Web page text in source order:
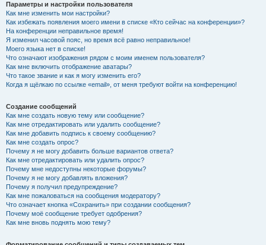
Параметры и настройки пользователя
Как мне изменить мои настройки?
Как избежать появления моего имени в списке «Кто сейчас на конференции»?
На конференции неправильное время!
Я изменил часовой пояс, но время всё равно неправильное!
Моего языка нет в списке!
Что означают изображения рядом с моим именем пользователя?
Как мне включить отображение аватары?
Что такое звание и как я могу изменить его?
Когда я щёлкаю по ссылке «email», от меня требуют войти на конференцию!
Создание сообщений
Как мне создать новую тему или сообщение?
Как мне отредактировать или удалить сообщение?
Как мне добавить подпись к своему сообщению?
Как мне создать опрос?
Почему я не могу добавить больше вариантов ответа?
Как мне отредактировать или удалить опрос?
Почему мне недоступны некоторые форумы?
Почему я не могу добавлять вложения?
Почему я получил предупреждение?
Как мне пожаловаться на сообщения модератору?
Что означает кнопка «Сохранить» при создании сообщения?
Почему моё сообщение требует одобрения?
Как мне вновь поднять мою тему?